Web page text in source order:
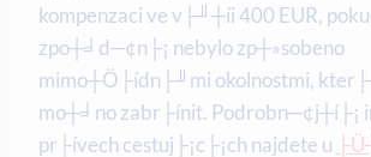
kompenzaci ve v├╜┼íi 400 EUR,
zpo┼╛d─¢n├¡ nebylo zp┼»sobeno
mimo┼Ö├ídn├╜mi okolnostmi,
mo┼╛no zabr├ínit. Podrobn─¢j┼í├¡
pr├ívech cestuj├¡c├¡ch najdete u